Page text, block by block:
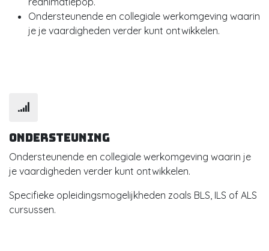
Ondersteunende en collegiale werkomgeving waarin
je je vaardigheden verder kunt ontwikkelen.
Ondersteuning
Ondersteunende en collegiale werkomgeving waarin je
je vaardigheden verder kunt ontwikkelen.
Specifieke opleidingsmogelijkheden zoals BLS, ILS of ALS
cursussen.